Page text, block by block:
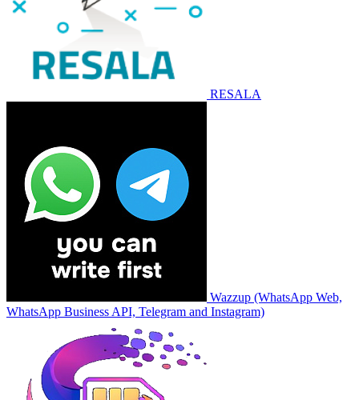
RESALA
Wazzup (WhatsApp Web,
WhatsApp Business API, Telegram and Instagram)